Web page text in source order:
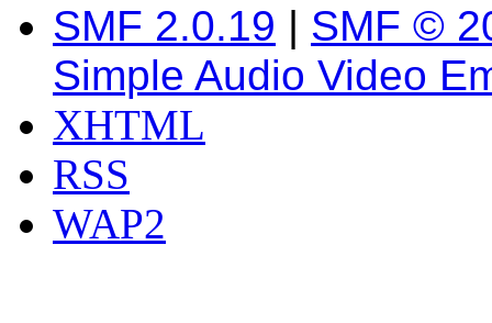
SMF 2.0.19 | SMF ©
Simple Audio Video
XHTML
RSS
WAP2